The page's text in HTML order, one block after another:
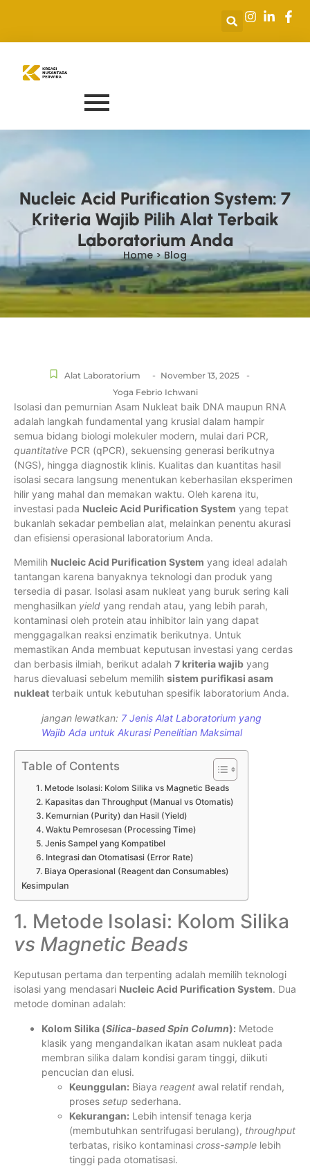
Nucleic Acid Purification System: 7
Kriteria Wajib Pilih Alat Terbaik
Laboratorium Anda
Home > Blog
Alat Laboratorium - November 13, 2025 -
Yoga Febrio Ichwani
Isolasi dan pemurnian Asam Nukleat baik DNA maupun RNA
adalah langkah fundamental yang krusial dalam hampir
semua bidang biologi molekuler modern, mulai dari PCR,
quantitative PCR (qPCR), sekuensing generasi berikutnya
(NGS), hingga diagnostik klinis. Kualitas dan kuantitas hasil
isolasi secara langsung menentukan keberhasilan eksperimen
hilir yang mahal dan memakan waktu. Oleh karena itu,
investasi pada Nucleic Acid Purification System yang tepat
bukanlah sekadar pembelian alat, melainkan penentu akurasi
dan efisiensi operasional laboratorium Anda.
Memilih Nucleic Acid Purification System yang ideal adalah
tantangan karena banyaknya teknologi dan produk yang
tersedia di pasar. Isolasi asam nukleat yang buruk sering kali
menghasilkan yield yang rendah atau, yang lebih parah,
kontaminasi oleh protein atau inhibitor lain yang dapat
menggagalkan reaksi enzimatik berikutnya. Untuk
memastikan Anda membuat keputusan investasi yang cerdas
dan berbasis ilmiah, berikut adalah 7 kriteria wajib yang
harus dievaluasi sebelum memilih sistem purifikasi asam
nukleat terbaik untuk kebutuhan spesifik laboratorium Anda.
jangan lewatkan: 7 Jenis Alat Laboratorium yang
Wajib Ada untuk Akurasi Penelitian Maksimal
Table of Contents
1. Metode Isolasi: Kolom Silika vs Magnetic Beads
2. Kapasitas dan Throughput (Manual vs Otomatis)
3. Kemurnian (Purity) dan Hasil (Yield)
4. Waktu Pemrosesan (Processing Time)
5. Jenis Sampel yang Kompatibel
6. Integrasi dan Otomatisasi (Error Rate)
7. Biaya Operasional (Reagent dan Consumables)
Kesimpulan
1. Metode Isolasi: Kolom Silika
vs Magnetic Beads
Keputusan pertama dan terpenting adalah memilih teknologi
isolasi yang mendasari Nucleic Acid Purification System. Dua
metode dominan adalah:
Kolom Silika (Silica-based Spin Column): Metode
klasik yang mengandalkan ikatan asam nukleat pada
membran silika dalam kondisi garam tinggi, diikuti
pencucian dan elusi.
Keunggulan: Biaya reagent awal relatif rendah,
proses setup sederhana.
Kekurangan: Lebih intensif tenaga kerja
(membutuhkan sentrifugasi berulang), throughput
terbatas, risiko kontaminasi cross-sample lebih
tinggi pada otomatisasi.